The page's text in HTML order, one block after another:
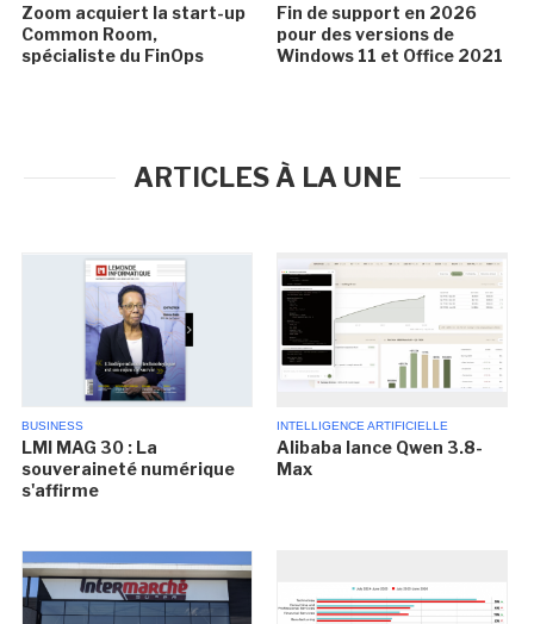
Zoom acquiert la start-up
Common Room,
spécialiste du FinOps
Fin de support en 2026
pour des versions de
Windows 11 et Office 2021
ARTICLES À LA UNE
BUSINESS
LMI MAG 30 : La
souveraineté numérique
s'affirme
INTELLIGENCE ARTIFICIELLE
Alibaba lance Qwen 3.8-
Max